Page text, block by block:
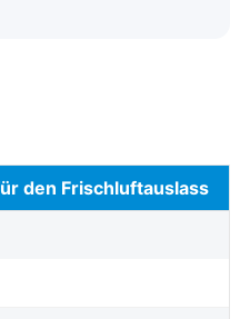
den Frischluftauslass